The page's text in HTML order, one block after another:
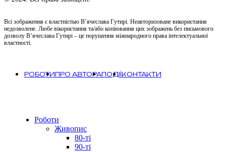
Всі зображення є властністью В’ячеслава Гутирі. Неавторизоване використання
недозволене. Любе вікористання та/або копіювання цих зображень без письмового
дозволу В’ячеслава Гутирі – це порушення міжнародного права інтелектуальної
властності.
РОБОТИПРО АВТОРАПОДІЇКОНТАКТИ
Close
Роботи
Живопис
80-ті
90-ті